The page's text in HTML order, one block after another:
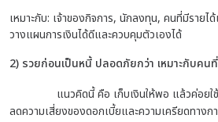
เหมาะกับ: เจ้าของกิจการ, นักลงทุน, คนที่มีรายไ
วางแผนการเงินได้ดีและควบคุมตัวเองได้
2) รวยก่อนเป็นหนี้ ปลอดภัยกว่า เหมาะกับคน
แนวคิดนี้ คือ เก็บเงินให้พอ แล้วค่อย
ลดความเสี่ยงของดอกเบี้ยและความเครียดทางก